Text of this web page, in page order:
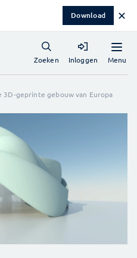
Download ✕
Menu
Zoeken Inloggen
geprinte gebouw van Europa